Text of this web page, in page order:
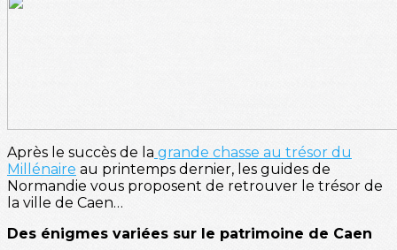
Après le succès de la grande chasse au trésor du
Millénaire au printemps dernier, les guides de
Normandie vous proposent de retrouver le trésor de
la ville de Caen…
Des énigmes variées sur le patrimoine de Caen